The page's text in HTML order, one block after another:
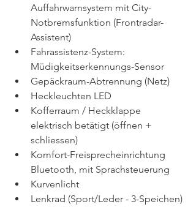
Auffahrwarnsystem mit City-
Notbremsfunktion (Frontradar-
Assistent)
Fahrassistenz-System:
Müdigkeitserkennungs-Sensor
Gepäckraum-Abtrennung (Netz)
Heckleuchten LED
Kofferraum / Heckklappe
elektrisch betätigt (öffnen +
schliessen)
Komfort-Freisprecheinrichtung
Bluetooth, mit Sprachsteuerung
Kurvenlicht
Lenkrad (Sport/Leder - 3-Speichen)